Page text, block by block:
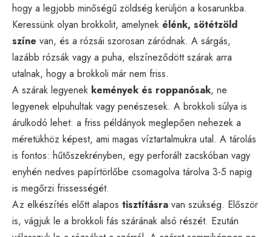
hogy a legjobb minőségű zöldség kerüljön a kosarunkba.
Keressünk olyan brokkolit, amelynek élénk, sötétzöld
színe van, és a rózsái szorosan záródnak. A sárgás,
lazább rózsák vagy a puha, elszíneződött szárak arra
utalnak, hogy a brokkoli már nem friss.
A szárak legyenek kemények és roppanósak, ne
legyenek elpuhultak vagy penészesek. A brokkoli súlya is
árulkodó lehet: a friss példányok meglepően nehezek a
méretükhöz képest, ami magas víztartalmukra utal. A tárolás
is fontos: hűtőszekrényben, egy perforált zacskóban vagy
enyhén nedves papírtörlőbe csomagolva tárolva 3-5 napig
is megőrzi frissességét.
Az elkészítés előtt alapos tisztításra van szükség. Először
is, vágjuk le a brokkoli fás szárának alsó részét. Ezután